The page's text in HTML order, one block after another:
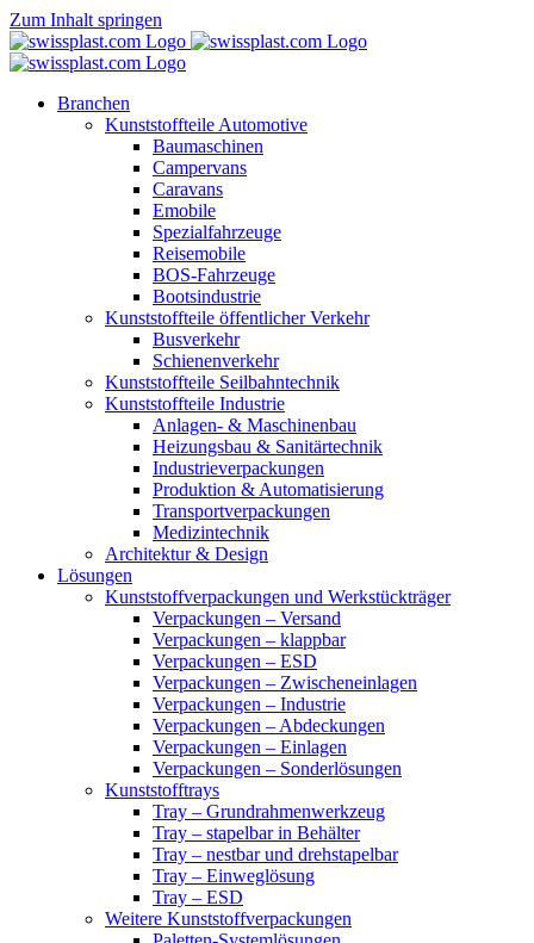
Zum Inhalt springen
Branchen
Kunststoffteile Automotive
Baumaschinen
Campervans
Caravans
Emobile
Spezialfahrzeuge
Reisemobile
BOS-Fahrzeuge
Bootsindustrie
Kunststoffteile öffentlicher Verkehr
Busverkehr
Schienenverkehr
Kunststoffteile Seilbahntechnik
Kunststoffteile Industrie
Anlagen- & Maschinenbau
Heizungsbau & Sanitärtechnik
Industrieverpackungen
Produktion & Automatisierung
Transportverpackungen
Medizintechnik
Architektur & Design
Lösungen
Kunststoffverpackungen und Werkstückträger
Verpackungen – Versand
Verpackungen – klappbar
Verpackungen – ESD
Verpackungen – Zwischeneinlagen
Verpackungen – Industrie
Verpackungen – Abdeckungen
Verpackungen – Einlagen
Verpackungen – Sonderlösungen
Kunststofftrays
Tray – Grundrahmenwerkzeug
Tray – stapelbar in Behälter
Tray – nestbar und drehstapelbar
Tray – Einweglösung
Tray – ESD
Weitere Kunststoffverpackungen